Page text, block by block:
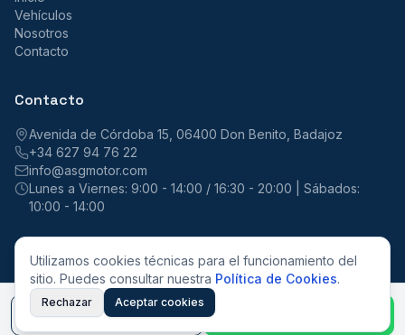
Vehículos
Nosotros
Contacto
Contacto
Avenida de Córdoba 15, 06400 Don Benito, Badajoz
+34 627 94 76 22
info@asgmotor.com
Lunes a Viernes: 9:00 - 14:00 / 16:30 - 20:00 | Sábados:
10:00 - 14:00
©2026ASG Motor. Todos los derechos reservados.
Aviso LegalPrivacidad
Llamar
Utilizamos cookies técnicas para el funcionamiento del
sitio. Puedes consultar nuestra Política de Cookies.
Rechazar Aceptar cookies